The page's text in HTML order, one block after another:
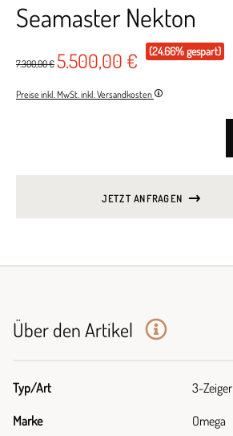
Seamaster Nekton
7.300,00 € 5.500,00 € (24.66% gespart)
Preise inkl. MwSt. inkl. Versandkosten
JETZT ANFRAGEN
Über den Artikel
Typ/Art 3-Zeiger
Marke Omega